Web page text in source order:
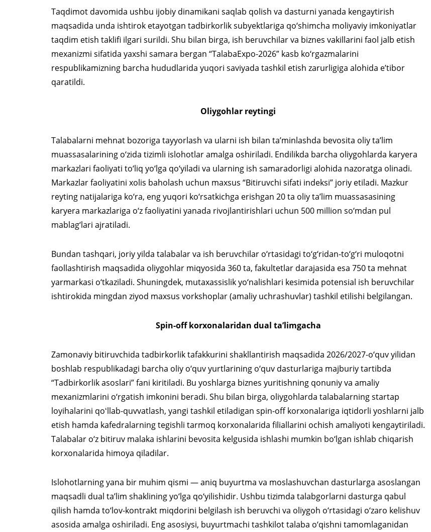
Taqdimot davomida ushbu ijobiy dinamikani saqlab qolish va dasturni yanada kengaytirish
maqsadida unda ishtirok etayotgan tadbirkorlik subyektlariga qo‘shimcha moliyaviy imkoniyatlar
taqdim etish taklifi ilgari surildi. Shu bilan birga, ish beruvchilar va biznes vakillarini faol jalb etish
mexanizmi sifatida yaxshi samara bergan “TalabaExpo-2026” kasb ko‘rgazmalarini
respublikamizning barcha hududlarida yuqori saviyada tashkil etish zarurligiga alohida e’tibor
qaratildi.
Oliygohlar reytingi
Talabalarni mehnat bozoriga tayyorlash va ularni ish bilan ta’minlashda bevosita oliy ta’lim
muassasalarining o‘zida tizimli islohotlar amalga oshiriladi. Endilikda barcha oliygohlarda karyera
markazlari faoliyati to‘liq yo‘lga qo‘yiladi va ularning ish samaradorligi alohida nazoratga olinadi.
Markazlar faoliyatini xolis baholash uchun maxsus “Bitiruvchi sifati indeksi” joriy etiladi. Mazkur
reyting natijalariga ko‘ra, eng yuqori ko‘rsatkichga erishgan 20 ta oliy ta’lim muassasasining
karyera markazlariga o‘z faoliyatini yanada rivojlantirishlari uchun 500 million so‘mdan pul
mablag‘lari ajratiladi.
Bundan tashqari, joriy yilda talabalar va ish beruvchilar o‘rtasidagi to‘g‘ridan-to‘g‘ri muloqotni
faollashtirish maqsadida oliygohlar miqyosida 360 ta, fakultetlar darajasida esa 750 ta mehnat
yarmarkasi o‘tkaziladi. Shuningdek, mutaxassislik yo‘nalishlari kesimida potensial ish beruvchilar
ishtirokida mingdan ziyod maxsus vorkshoplar (amaliy uchrashuvlar) tashkil etilishi belgilangan.
Spin-off korxonalaridan dual ta’limgacha
Zamonaviy bitiruvchida tadbirkorlik tafakkurini shakllantirish maqsadida 2026/2027-o‘quv yilidan
boshlab respublikadagi barcha oliy o‘quv yurtlarining o‘quv dasturlariga majburiy tartibda
“Tadbirkorlik asoslari” fani kiritiladi. Bu yoshlarga biznes yuritishning qonuniy va amaliy
mexanizmlarini o‘rgatish imkonini beradi. Shu bilan birga, oliygohlarda talabalarning startap
loyihalarini qoʻllab-quvvatlash, yangi tashkil etiladigan spin-off korxonalariga iqtidorli yoshlarni jalb
etish hamda kafedralarning tegishli tarmoq korxonalarida filiallarini ochish amaliyoti kengaytiriladi.
Talabalar o‘z bitiruv malaka ishlarini bevosita kelgusida ishlashi mumkin bo‘lgan ishlab chiqarish
korxonalarida himoya qiladilar.
Islohotlarning yana bir muhim qismi — aniq buyurtma va moslashuvchan dasturlarga asoslangan
maqsadli dual ta’lim shaklining yo‘lga qo‘yilishidir. Ushbu tizimda talabgorlarni dasturga qabul
qilish hamda to‘lov-kontrakt miqdorini belgilash ish beruvchi va oliygoh o‘rtasidagi o‘zaro kelishuv
asosida amalga oshiriladi. Eng asosiysi, buyurtmachi tashkilot talaba o‘qishni tamomlaganidan